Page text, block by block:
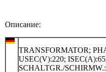
Описание:
TRANSFORMATOR;
USEC(V):220;
SCHALTGR./